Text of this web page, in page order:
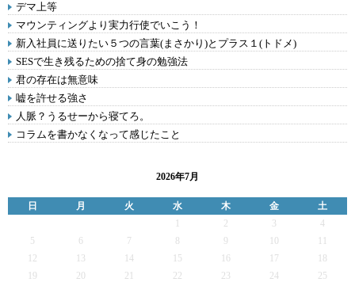
デマ上等
マウンティングより実力行使でいこう！
新入社員に送りたい５つの言葉(まさかり)とプラス１(トドメ)
SESで生き残るための捨て身の勉強法
君の存在は無意味
嘘を許せる強さ
人脈？うるせーから寝てろ。
コラムを書かなくなって感じたこと
2026年7月
日 月 火 水 木 金
土
2 3
4
5
6 7 9
12
13 14 15 16 17
19
20 21 22 23 24
25